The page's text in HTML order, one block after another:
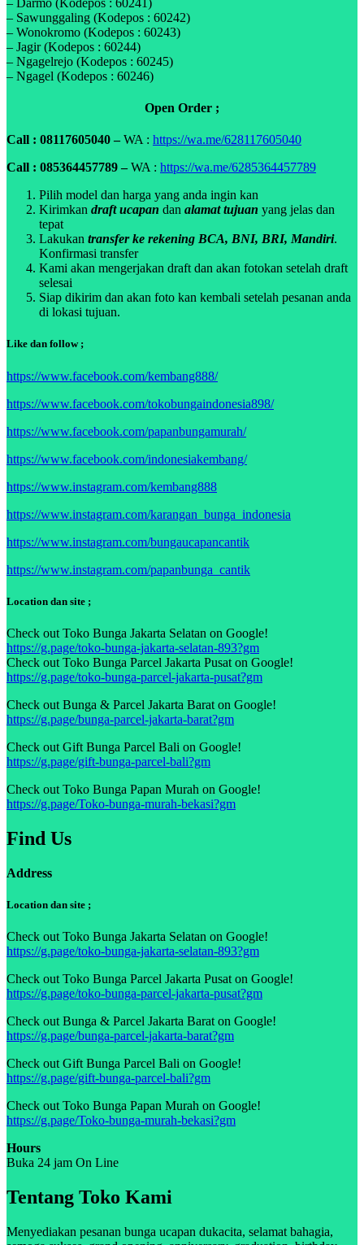
– Sawunggaling (Kodepos : 60242)
– Wonokromo (Kodepos : 60243)
– Jagir (Kodepos : 60244)
– Ngagelrejo (Kodepos : 60245)
– Ngagel (Kodepos : 60246)
Open Order ;
Call : 08117605040 –WA : https://wa.me/628117605040
Call : 085364457789 –WA : https://wa.me/6285364457789
Pilih model dan harga yang anda ingin kan
Kirimkan draft ucapan dan alamat tujuan yang jelas dan
tepat
Lakukan transfer ke rekening BCA, BNI, BRI, Mandiri.
Konfirmasi transfer
Kami akan mengerjakan draft dan akan fotokan setelah draft
selesai
Siap dikirim dan akan foto kan kembali setelah pesanan anda
di lokasi tujuan.
Like dan follow ;
https://www.facebook.com/kembang888/
https://www.facebook.com/tokobungaindonesia898/
https://www.facebook.com/papanbungamurah/
https://www.facebook.com/indonesiakembang/
https://www.instagram.com/kembang888
https://www.instagram.com/karangan_bunga_indonesia
https://www.instagram.com/bungaucapancantik
https://www.instagram.com/papanbunga_cantik
Location dan site ;
Check out Toko Bunga Jakarta Selatan on Google!
https://g.page/toko-bunga-jakarta-selatan-893?gm
Check out Toko Bunga Parcel Jakarta Pusat on Google!
https://g.page/toko-bunga-parcel-jakarta-pusat?gm
Check out Bunga & Parcel Jakarta Barat on Google!
https://g.page/bunga-parcel-jakarta-barat?gm
Check out Gift Bunga Parcel Bali on Google!
https://g.page/gift-bunga-parcel-bali?gm
Check out Toko Bunga Papan Murah on Google!
https://g.page/Toko-bunga-murah-bekasi?gm
Find Us
Address
Location dan site ;
Check out Toko Bunga Jakarta Selatan on Google!
https://g.page/toko-bunga-jakarta-selatan-893?gm
Check out Toko Bunga Parcel Jakarta Pusat on Google!
https://g.page/toko-bunga-parcel-jakarta-pusat?gm
Check out Bunga & Parcel Jakarta Barat on Google!
https://g.page/bunga-parcel-jakarta-barat?gm
Check out Gift Bunga Parcel Bali on Google!
https://g.page/gift-bunga-parcel-bali?gm
Check out Toko Bunga Papan Murah on Google!
https://g.page/Toko-bunga-murah-bekasi?gm
Hours
Buka 24 jam On Line
Tentang Toko Kami
Menyediakan pesanan bunga ucapan dukacita, selamat bahagia,